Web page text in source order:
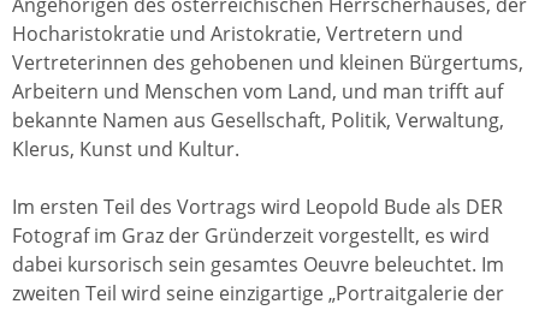
Hocharistokratie und Aristokratie, Vertretern und
Vertreterinnen des gehobenen und kleinen Bürgertums,
Arbeitern und Menschen vom Land, und man trifft auf
bekannte Namen aus Gesellschaft, Politik, Verwaltung,
Klerus, Kunst und Kultur.
Im ersten Teil des Vortrags wird Leopold Bude als DER
Fotograf im Graz der Gründerzeit vorgestellt, es wird
dabei kursorisch sein gesamtes Oeuvre beleuchtet. Im
zweiten Teil wird seine einzigartige „Portraitgalerie der